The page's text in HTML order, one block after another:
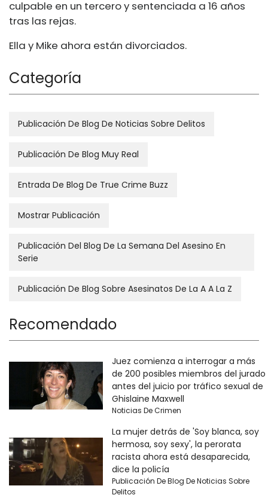
culpable en un tercero y sentenciada a 16 años
tras las rejas.
Ella y Mike ahora están divorciados.
Categoría
Publicación De Blog De Noticias Sobre Delitos
Publicación De Blog Muy Real
Entrada De Blog De True Crime Buzz
Mostrar Publicación
Publicación Del Blog De La Semana Del Asesino En
Serie
Publicación De Blog Sobre Asesinatos De La A A La Z
Recomendado
Juez comienza a interrogar a más
de 200 posibles miembros del jurado
antes del juicio por tráfico sexual de
Ghislaine Maxwell
Noticias De Crimen
La mujer detrás de 'Soy blanca, soy
hermosa, soy sexy', la perorata
racista ahora está desaparecida,
dice la policía
Publicación De Blog De Noticias Sobre
Delitos